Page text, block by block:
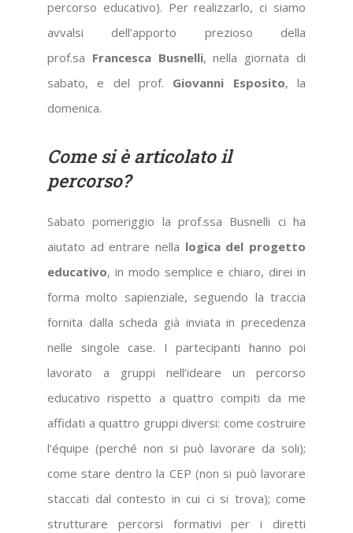
percorso educativo). Per realizzarlo, ci siamo
avvalsi dell’apporto prezioso della
prof.sa Francesca Busnelli, nella giornata di
sabato, e del prof. Giovanni Esposito, la
domenica.
Come si è articolato il
percorso?
Sabato pomeriggio la prof.ssa Busnelli ci ha
aiutato ad entrare nella logica del progetto
educativo, in modo semplice e chiaro, direi in
forma molto sapienziale, seguendo la traccia
fornita dalla scheda già inviata in precedenza
nelle singole case. I partecipanti hanno poi
lavorato a gruppi nell’ideare un percorso
educativo rispetto a quattro compiti da me
affidati a quattro gruppi diversi: come costruire
l’équipe (perché non si può lavorare da soli);
come stare dentro la CEP (non si può lavorare
staccati dal contesto in cui ci si trova); come
strutturare percorsi formativi per i diretti